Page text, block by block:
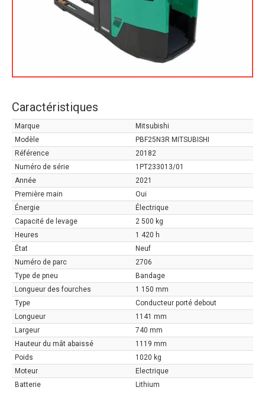
Caractéristiques
Marque
Mitsubishi
Modèle
PBF25N3R MITSUBISHI
Référence
20182
Numéro de série
1PT233013/01
Année
2021
Première main
Oui
Énergie
Électrique
Capacité de levage
2 500 kg
Heures
1 420 h
État
Neuf
Numéro de parc
2706
Type de pneu
Bandage
Longueur des fourches
1 150 mm
Type
Conducteur porté debout
Longueur
1141 mm
Largeur
740 mm
Hauteur du mât abaissé
1119 mm
Poids
1020 kg
Moteur
Electrique
Batterie
Lithium